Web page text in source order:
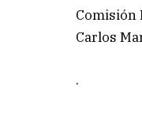
Comisión
Carlos
.